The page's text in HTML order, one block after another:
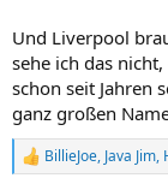
Und Liverpool
sehe ich das
schon seit Jahren
ganz großen
R
BillieJoe, Java Jim,